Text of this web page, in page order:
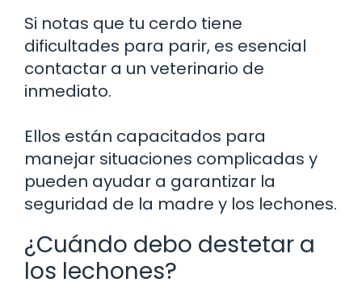
Si notas que tu cerdo tiene
dificultades para parir, es esencial
contactar a un veterinario de
inmediato.
Ellos están capacitados para
manejar situaciones complicadas y
pueden ayudar a garantizar la
seguridad de la madre y los lechones.
¿Cuándo debo destetar a
los lechones?